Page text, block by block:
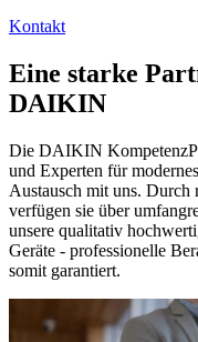
Kontakt
Eine starke
DAIKIN
Die DAIKIN
und Experten für
Austausch mit uns. Durch
verfügen sie über
unsere qualitativ
Geräte - professionelle
somit garantiert.